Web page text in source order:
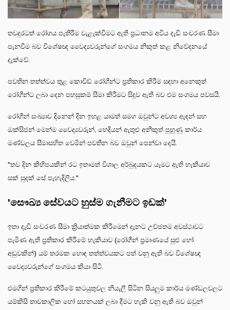
තවදුරටත් රෝගය පැතිරීම වැළැක්වීමට ඇති ප්‍රධානම අවිය දැඩි සංචරණ සීමා
පැනවීම බව විශේෂඥ වෛද්‍යවරුන්ගේ සංගමය නිකුත් කළ නිවේදනයේ
දැක්වේ.
පවතින තත්ත්වය තුළ කොවිඩ් රෝගීන්ට ප්‍රතිකාර කිරීම සඳහා අනෙකුත්
රෝගීන්ට ලබා දෙන පහසුකම් සීමා කිරීමට සිදුව ඇති බව එම සංගමය පවසයි.
රෝගීන් සංඛ්‍යාව දිනෙන් දින ඉහළ යාමත් සමග ඔවුන්ට අවශ්‍ය ඇඳන් සහ
ඔක්සිජන් මෙන්ම වෛද්‍යවරුන්, හෙදියන් ඇතුළු අනිකුත් පුහුණු කාර්ය
මණ්ඩලය සීමාසහිත වෙමින් පවතින බව ඔවුන් පෙන්වා දෙයි.
"තව දින කිහිපයකින් රට ඉතාමත් විශාල අර්බුදයකට යෑමට ඇති හැකියාව
සක් සුදක් සේ පැහැදිලිය."
'සෞඛ්‍ය සේවයට හුස්ම ගැනීමට ඉඩක්'
ඉතා දැඩි සංචරණ සීමා ක්‍රියාත්මක කිරීමෙන් දැනට උච්ඡතම අවස්ථාවට
පැමිණ ඇති ප්‍රතිකාර කිරීමේ හැකියාව (රෝගීන් ප්‍රමාණයේ සුළු හෝ
අඩුවකින්) යම් තරමක හොඳ තත්ත්වයකට පත් වනු ඇති බව විශේෂඥ
වෛද්‍යවරුන්ගේ සංගමය කියා සිටී.
එමගින් ප්‍රතිකාර කිරීමේ කටයුතුවල නියැලී සිටින සියලුම කාර්ය මණ්ඩලවලට
යම්කිසි තාවකාලික හෝ සහනයක් ලබා දීමට හැකි වනු ඇති බව ඔවුන්